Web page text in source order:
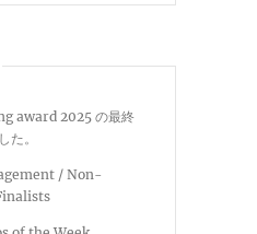
award 2025 の最終
た。
/ Non-